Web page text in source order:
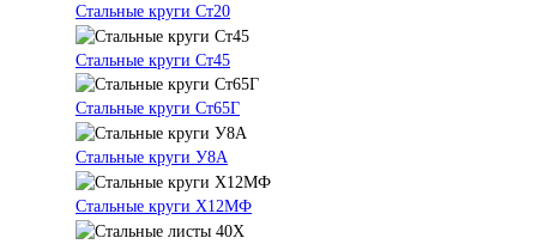
Стальные круги Ст20
Стальные круги Ст45
Стальные круги Ст65Г
Стальные круги У8А
Стальные круги Х12МФ